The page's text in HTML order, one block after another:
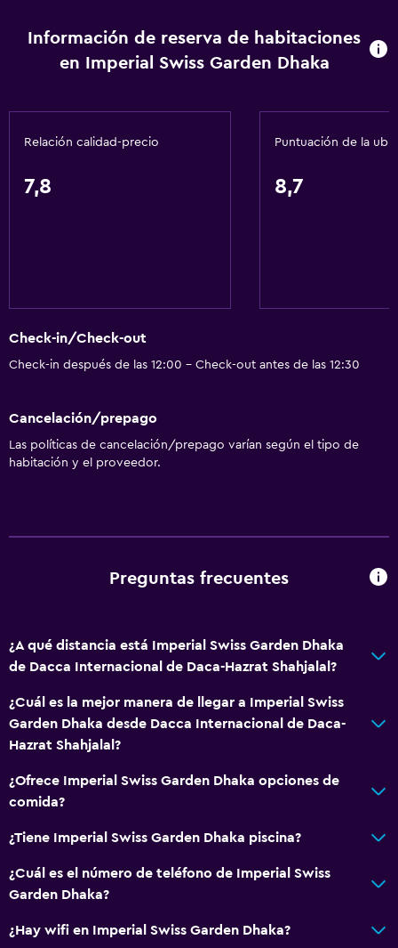
Información de reserva de habitaciones
en Imperial Swiss Garden Dhaka
Relación calidad-precio
7,8
Puntuación de la
8,7
Check-in/Check-out
Check-in después de las 12:00 - Check-out antes de las 12:30
Cancelación/prepago
Las políticas de cancelación/prepago varían según el tipo de
habitación y el proveedor.
Preguntas frecuentes
¿A qué distancia está Imperial Swiss Garden Dhaka
de Dacca Internacional de Daca-Hazrat Shahjalal?
¿Cuál es la mejor manera de llegar a Imperial Swiss
Garden Dhaka desde Dacca Internacional de Daca-
Hazrat Shahjalal?
¿Ofrece Imperial Swiss Garden Dhaka opciones de
comida?
¿Tiene Imperial Swiss Garden Dhaka piscina?
¿Cuál es el número de teléfono de Imperial Swiss
Garden Dhaka?
¿Hay wifi en Imperial Swiss Garden Dhaka?